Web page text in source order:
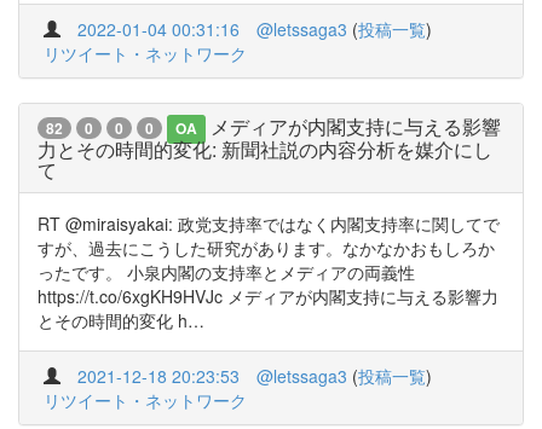
2022-01-04 00:31:16 @letssaga3 (投稿一覧)
リツイート・ネットワーク
82 0 0 0 OA
メディアが内閣支持に与える影響
力とその時間的変化: 新聞社説の内容分析を媒介にし
て
RT @miraisyakai: 政党支持率ではなく内閣支持率に関してで
すが、過去にこうした研究があります。なかなかおもしろか
ったです。 小泉内閣の支持率とメディアの両義性
https://t.co/6xgKH9HVJc メディアが内閣支持に与える影響力
とその時間的変化 h…
2021-12-18 20:23:53 @letssaga3 (投稿一覧)
リツイート・ネットワーク